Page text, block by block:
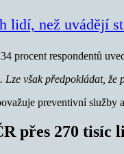
lidí, než uvádějí
procent respondentů
však předpokládat,
preventivní
přes 270 tisíc